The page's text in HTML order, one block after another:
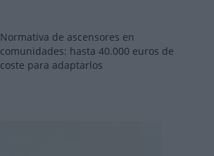
Normativa de ascensores en
comunidades: hasta 40.000 euros de
coste para adaptarlos